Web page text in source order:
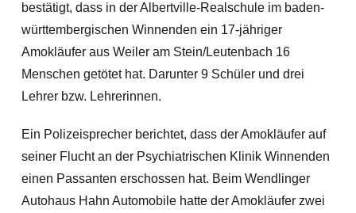
bestätigt, dass in der Albertville-Realschule im baden-
württembergischen Winnenden ein 17-jähriger
Amokläufer aus Weiler am Stein/Leutenbach 16
Menschen getötet hat. Darunter 9 Schüler und drei
Lehrer bzw. Lehrerinnen.
Ein Polizeisprecher berichtet, dass der Amokläufer auf
seiner Flucht an der Psychiatrischen Klinik Winnenden
einen Passanten erschossen hat. Beim Wendlinger
Autohaus Hahn Automobile hatte der Amokläufer zwei